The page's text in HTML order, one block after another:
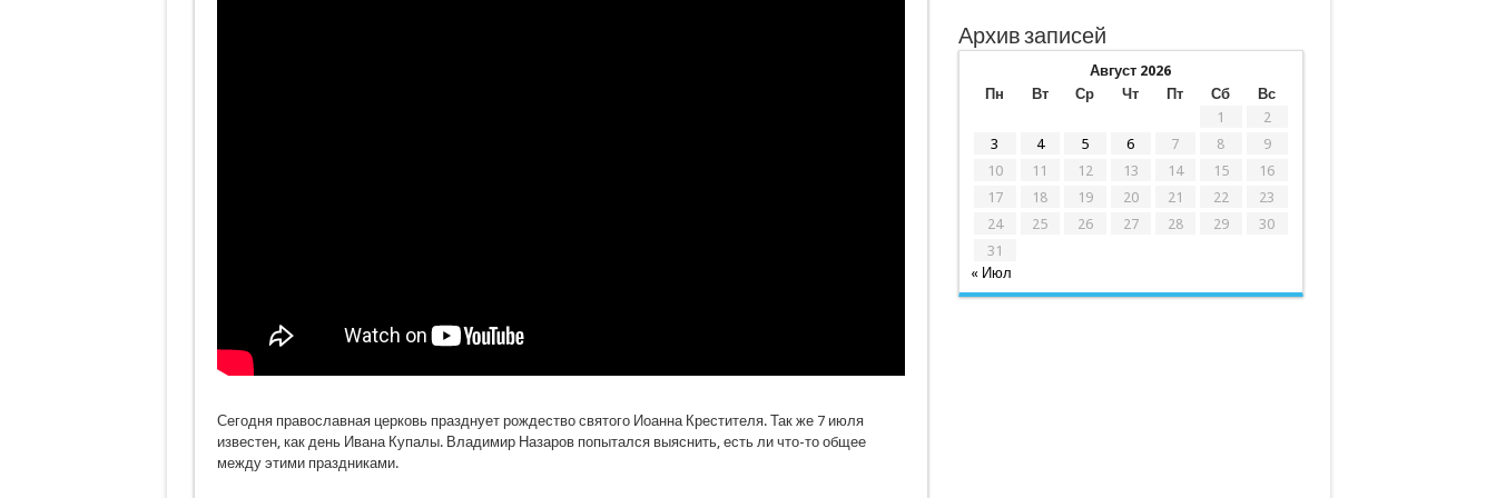
Сегодня православная церковь празднует рождество святого Иоанна Крестителя. Так же 7 июля
известен, как день Ивана Купалы. Владимир Назаров попытался выяснить, есть ли что-то общее
между этими праздниками.
Архив записей
Август 2026
Пн
Вт Ср Чт Пт Сб
Вс
1
2
3
4 5 6 7 8
9
10
11 12 13 14 15
16
17
18 19 20 21 22
23
24
25 26 27 28 29
30
31
« Июл